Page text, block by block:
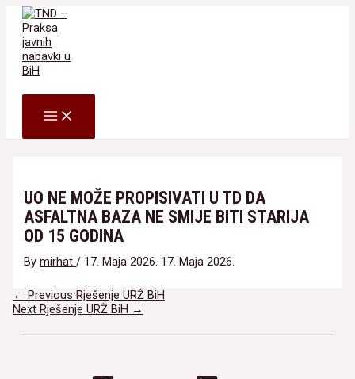
Skip
content
MAIN
MENU
UO NE MOŽE PROPISIVATI U TD DA
ASFALTNA BAZA NE SMIJE BITI STARIJA
OD 15 GODINA
Bymirhat / 17. Maja 2026. 17. Maja 2026.
Navigacija
članaka
← Previous Rješenje URŽ BiH
Next Rješenje URŽ BiH →